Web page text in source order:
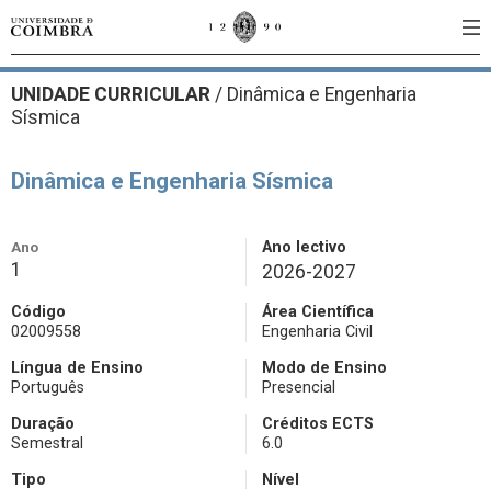
UNIDADE CURRICULAR / Dinâmica e Engenharia
Sísmica
Dinâmica e Engenharia Sísmica
Ano
1
Ano lectivo
2026-2027
Código
02009558
Área Científica
Engenharia Civil
Língua de Ensino
Português
Modo de Ensino
Presencial
Duração
Semestral
Créditos ECTS
6.0
Tipo
Nível